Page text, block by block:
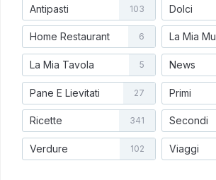
Antipasti 103 Dolci
Home Restaurant 6 La Mia
La Mia Tavola 5 News
Pane E Lievitati 27 Primi
Ricette 341 Secondi
Verdure 102 Viaggi